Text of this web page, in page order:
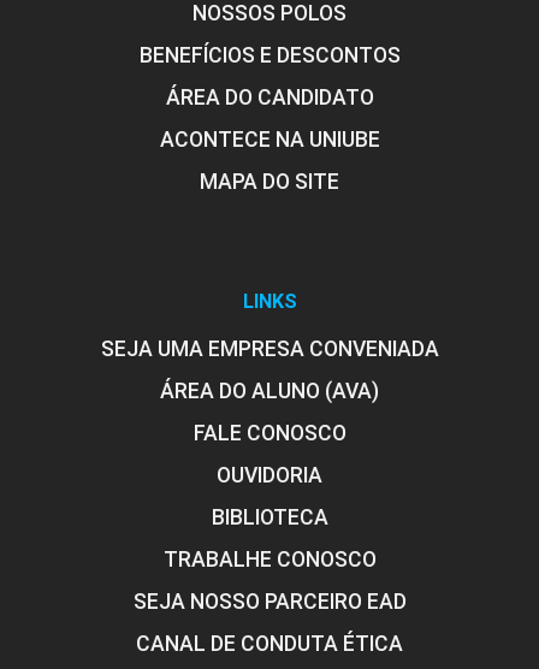
NOSSOS POLOS
BENEFÍCIOS E DESCONTOS
ÁREA DO CANDIDATO
ACONTECE NA UNIUBE
MAPA DO SITE
LINKS
SEJA UMA EMPRESA CONVENIADA
ÁREA DO ALUNO (AVA)
FALE CONOSCO
OUVIDORIA
BIBLIOTECA
TRABALHE CONOSCO
SEJA NOSSO PARCEIRO EAD
CANAL DE CONDUTA ÉTICA